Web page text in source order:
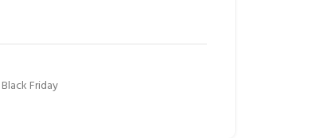
Black Friday